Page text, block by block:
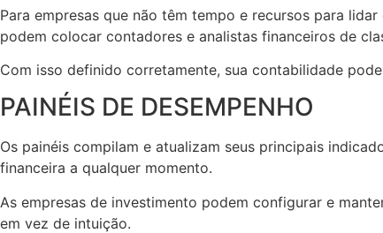
Para empresas que não têm tempo e recursos para
podem colocar contadores e analistas financeiros de
Com isso definido corretamente, sua contabilidade
PAINÉIS DE DESEMPENHO
Os painéis compilam e atualizam seus principais
financeira a qualquer momento.
As empresas de investimento podem configurar e
em vez de intuição.